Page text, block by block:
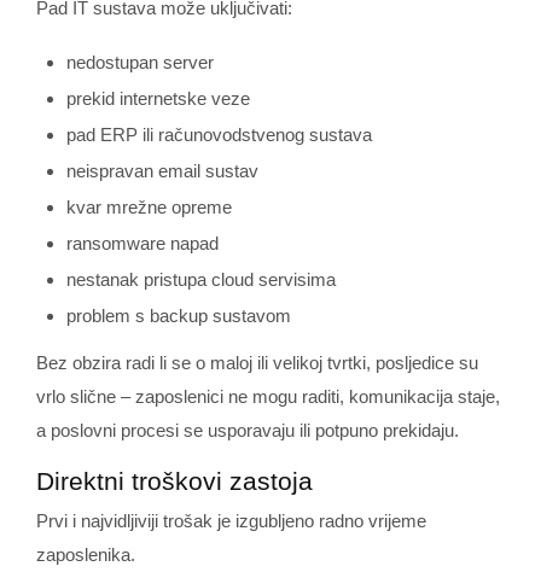
Pad IT sustava može uključivati:
nedostupan server
prekid internetske veze
pad ERP ili računovodstvenog sustava
neispravan email sustav
kvar mrežne opreme
ransomware napad
nestanak pristupa cloud servisima
problem s backup sustavom
Bez obzira radi li se o maloj ili velikoj tvrtki, posljedice su
vrlo slične – zaposlenici ne mogu raditi, komunikacija staje,
a poslovni procesi se usporavaju ili potpuno prekidaju.
Direktni troškovi zastoja
Prvi i najvidljiviji trošak je izgubljeno radno vrijeme
zaposlenika.